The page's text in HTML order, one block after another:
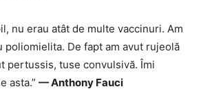
nu erau atât de multe vaccinuri. Am
poliomielita. De fapt am avut rujeolă
pertussis, tuse convulsivă. Îmi
asta.” — Anthony Fauci